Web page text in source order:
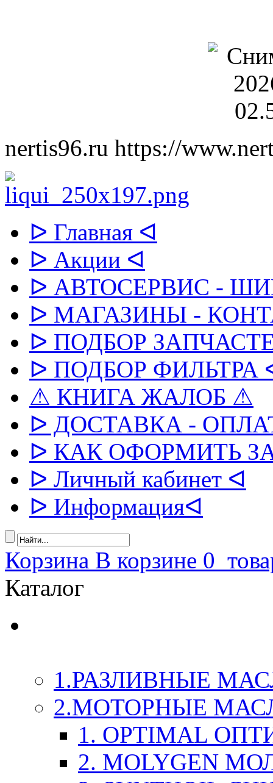
nertis96.ru https://
ᐅ Главная ᐊ
ᐅ Акции ᐊ
ᐅ АВТОСЕРВИС -
ᐅ МАГАЗИНЫ -
ᐅ ПОДБОР
ᐅ ПОДБОР ФИЛЬТРА
⚠ КНИГА ЖАЛОБ ⚠
ᐅ ДОСТАВКА -
ᐅ КАК ОФОРМИТЬ
ᐅ Личный кабинет ᐊ
ᐅ Информацияᐊ
Корзина В корзине 0
Каталог
1.РАЗЛИВНЫЕ
2.МОТОРНЫЕ
1. OPTIMAL
2. MOLYGEN